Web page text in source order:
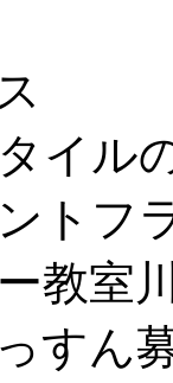
イル
トフ
教室
すん